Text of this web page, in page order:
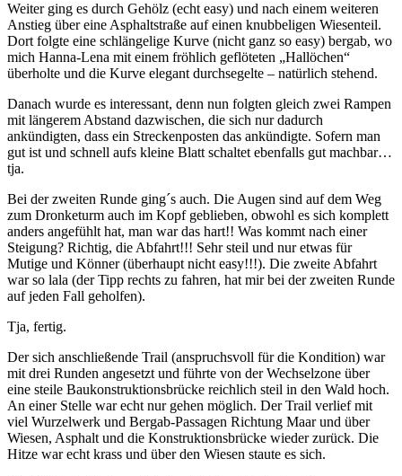
Weiter ging es durch Gehölz (echt easy) und nach einem weiteren
Anstieg über eine Asphaltstraße auf einen knubbeligen Wiesenteil.
Dort folgte eine schlängelige Kurve (nicht ganz so easy) bergab, wo
mich Hanna-Lena mit einem fröhlich geflöteten „Hallöchen“
überholte und die Kurve elegant durchsegelte – natürlich stehend.
Danach wurde es interessant, denn nun folgten gleich zwei Rampen
mit längerem Abstand dazwischen, die sich nur dadurch
ankündigten, dass ein Streckenposten das ankündigte. Sofern man
gut ist und schnell aufs kleine Blatt schaltet ebenfalls gut machbar…
tja.
Bei der zweiten Runde ging´s auch. Die Augen sind auf dem Weg
zum Dronketurm auch im Kopf geblieben, obwohl es sich komplett
anders angefühlt hat, man war das hart!! Was kommt nach einer
Steigung? Richtig, die Abfahrt!!! Sehr steil und nur etwas für
Mutige und Könner (überhaupt nicht easy!!!). Die zweite Abfahrt
war so lala (der Tipp rechts zu fahren, hat mir bei der zweiten Runde
auf jeden Fall geholfen).
Tja, fertig.
Der sich anschließende Trail (anspruchsvoll für die Kondition) war
mit drei Runden angesetzt und führte von der Wechselzone über
eine steile Baukonstruktionsbrücke reichlich steil in den Wald hoch.
An einer Stelle war echt nur gehen möglich. Der Trail verlief mit
viel Wurzelwerk und Bergab-Passagen Richtung Maar und über
Wiesen, Asphalt und die Konstruktionsbrücke wieder zurück. Die
Hitze war echt krass und über den Wiesen staute es sich.